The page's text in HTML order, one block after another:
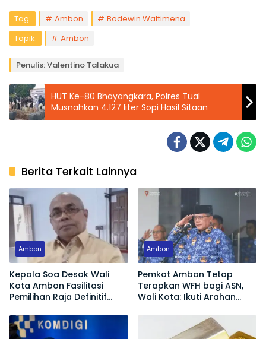
Tag: Ambon
Bodewin Wattimena
Topik:
Ambon
Penulis: Valentino Talakua
HUT Ke-80 Bhayangkara, Polres Tual
Musnahkan 4.127 liter Sopi Hasil Sitaan
Berita Terkait Lainnya
Ambon
Kepala Soa Desak Wali
Kota Ambon Fasilitasi
Pemilihan Raja Definitif
Ambon
Pemkot Ambon Tetap
Terapkan WFH bagi ASN,
Wali Kota: Ikuti Arahan